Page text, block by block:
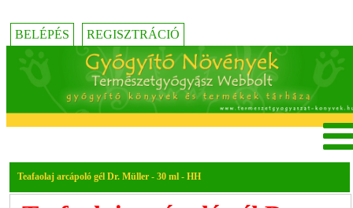
BELÉPÉS REGISZTRÁCIÓ
Teafaolaj arcápoló gél Dr. Müller - 30 ml - HH